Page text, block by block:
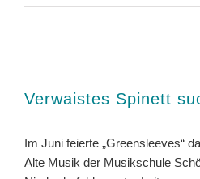
Verwaistes Spinett
Im Juni feierte „Greensleeves“
Alte Musik der Musikschule